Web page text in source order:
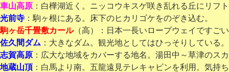
車山高原 ：白樺湖近く。ニッコウキスゲ咲き乱れる丘にリフ
光前寺 ：駒ヶ根にある。床下のヒカリゴケをのぞき込む。
駒ヶ岳千畳敷カール（高）：日本一長いロープウェイですご
佐久間ダム ：大きなダム。観光地としてはひっそりしている。
志賀高原 ：広大な地域をカバーする地名。湯田中～草津のス
地蔵山頂 ：白馬より南。五龍遠見テレキャビンを利用。気持